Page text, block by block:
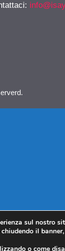
:
sul nostro
il
o come